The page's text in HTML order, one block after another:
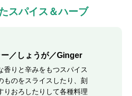
スパイス＆ハーブ
／しょうが／Ginger
香りと辛みをもつスパイス
ものをスライスしたり、刻
りおろしたりして各種料理